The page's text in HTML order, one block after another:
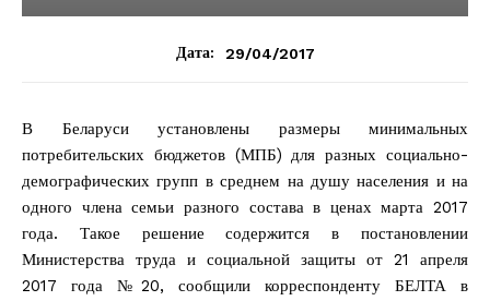
Дата: 29/04/2017
В Беларуси установлены размеры минимальных
потребительских бюджетов (МПБ) для разных социально-
демографических групп в среднем на душу населения и на
одного члена семьи разного состава в ценах марта 2017
года. Такое решение содержится в постановлении
Министерства труда и социальной защиты от 21 апреля
2017 года №20, сообщили корреспонденту БЕЛТА в